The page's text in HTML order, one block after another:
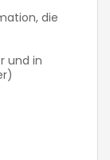
die
und in